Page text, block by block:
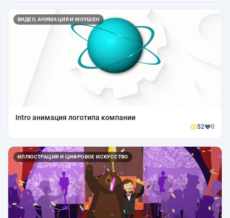
ВИДЕО, АНИМАЦИЯ И МОУШЕН
Intro анимация логотипа компании
52 0
ИЛЛЮСТРАЦИЯ И ЦИФРОВОЕ ИСКУССТВО